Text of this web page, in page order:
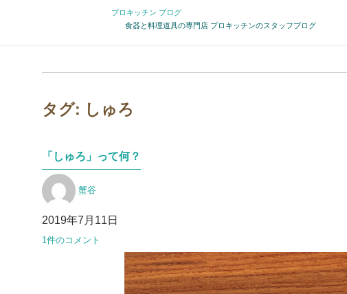
プロキッチン ブログ
食器と料理道具の専門店 プロキッチンのスタッフブログ
タグ: しゅろ
「しゅろ」って何？
稿蟹谷
投
日:
2019年7月11日
「し
1件のコメント